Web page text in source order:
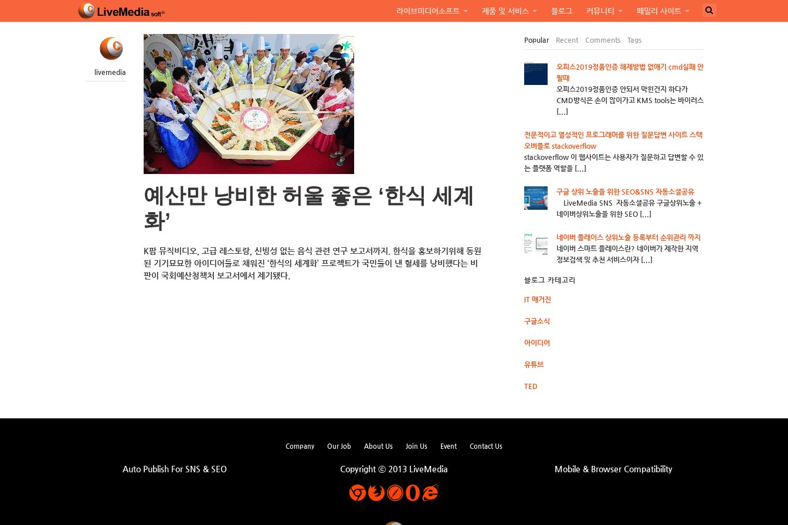
라이브미디어소프트 제품 및 서비스 블로그 커뮤니티 페밀리 사이트
livemedia
예산만 낭비한 허울 좋은 ‘한식 세계
화’
K팝 뮤직비디오, 고급 레스토랑, 신빙성 없는 음식 관련 연구 보고서까지. 한식을 홍보하기위해 동원
된 기기묘묘한 아이디어들로 채워진 ‘한식의 세계화’ 프로젝트가 국민들이 낸 혈세를 낭비했다는 비
판이 국회예산청책처 보고서에서 제기됐다.
Popular Recent Comments Tags
오피스2019정품인증 해제방법 없애기 cmd실패 안
될때
오피스2019정품인증 안되서 막힌건지 하다가
CMD방식은 손이 많이가고 KMS tools는 바이러스
[...]
전문적이고 열성적인 프로그래머를 위한 질문답변 사이트 스텍
오버플로 stackoverflow
stackoverflow 이 웹사이트는 사용자가 질문하고 답변할 수 있
는 플랫폼 역할을 [...]
구글 상위 노출을 위한 SEO&SNS 자동소셜공유
LiveMedia SNS 자동소셜공유 구글상위노출 +
네이버상위노출을 위한 SEO [...]
네이버 플레이스 상위노출 등록부터 순위관리 까지
네이버 스마트 플레이스란? 네이버가 제작한 지역
정보검색 및 추천 서비스이자 [...]
블로그 카테고리
IT 매거진
구글소식
아이디어
유튜브
TED
Company Our Job About Us Join Us Event Contact Us
Auto Publish For SNS & SEO Copyright ⓒ 2013 LiveMedia Mobile & Browser Compatibility